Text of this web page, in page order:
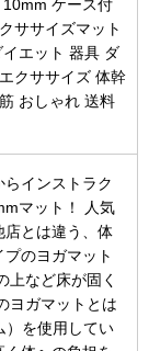
10mm ケース付
ササイズマット
エット 器具 ダ
クササイズ 体幹
おしゃれ 送料
インストラク
マット！ 人気
店とは違う、体
のヨガマット
上など床が固く
ヨガマットとは
）を使用してい